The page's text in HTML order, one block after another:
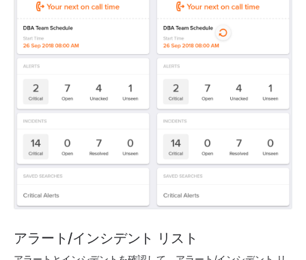
アラート/インシデント リスト